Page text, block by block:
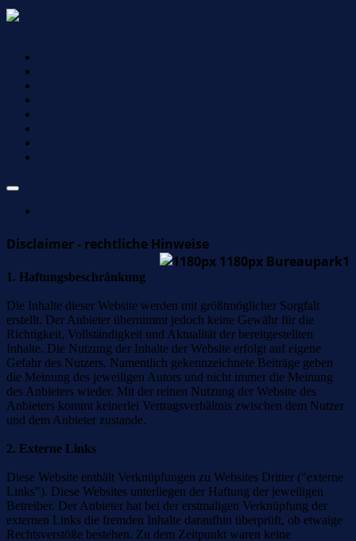
Disclaimer - rechtliche Hinweise
1. Haftungsbeschränkung
Die Inhalte dieser Website werden mit größtmöglicher Sorgfalt
erstellt. Der Anbieter übernimmt jedoch keine Gewähr für die
Richtigkeit, Vollständigkeit und Aktualität der bereitgestellten
Inhalte. Die Nutzung der Inhalte der Website erfolgt auf eigene
Gefahr des Nutzers. Namentlich gekennzeichnete Beiträge geben
die Meinung des jeweiligen Autors und nicht immer die Meinung
des Anbieters wieder. Mit der reinen Nutzung der Website des
Anbieters kommt keinerlei Vertragsverhältnis zwischen dem Nutzer
und dem Anbieter zustande.
2. Externe Links
Diese Website enthält Verknüpfungen zu Websites Dritter ("externe
Links"). Diese Websites unterliegen der Haftung der jeweiligen
Betreiber. Der Anbieter hat bei der erstmaligen Verknüpfung der
externen Links die fremden Inhalte daraufhin überprüft, ob etwaige
Rechtsverstöße bestehen. Zu dem Zeitpunkt waren keine